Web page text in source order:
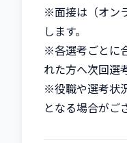
※面接は（オン
します。
※各選考ごとに
れた方へ次回選
※役職や選考状
となる場合がご